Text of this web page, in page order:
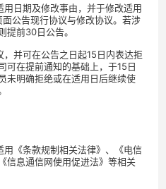
日期及修改事由，并于修改适用
公告现行协议与修改协议。若涉
提前30日公告。
并可在公告之日起15日内表达拒
可在提前通知的基础上，于15日
未明确拒绝或在适用日后继续使
《条款规制相关法律》、《电信
信息通信网使用促进法》等相关